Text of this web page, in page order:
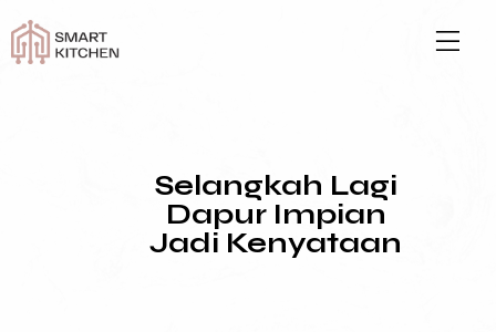
Selangkah Lagi
Dapur Impian
Jadi Kenyataan